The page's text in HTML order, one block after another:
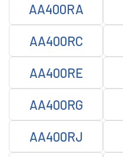
AA400RA
AA400RC
AA400RE
AA400RG
AA400RJ